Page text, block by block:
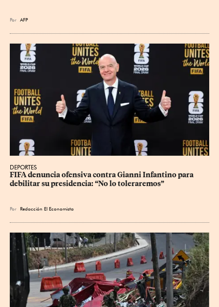
Por AFP
DEPORTES
FIFA denuncia ofensiva contra Gianni Infantino para
debilitar su presidencia: “No lo toleraremos”
Por Redacción El Economista